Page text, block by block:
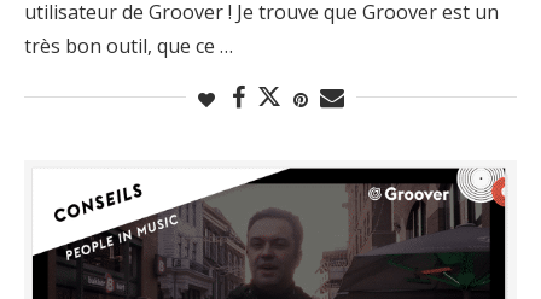
utilisateur de Groover ! Je trouve que Groover est un
très bon outil, que ce …